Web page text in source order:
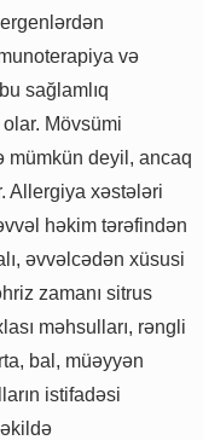
və
sağlamlıq
olar. Mövsümi
mümkün deyil, ancaq
Allergiya xəstələri
həkim tərəfindən
əvvəlcədən xüsusi
zamanı sitrus
məhsulları, rəngli
bal, müəyyən
istifadəsi